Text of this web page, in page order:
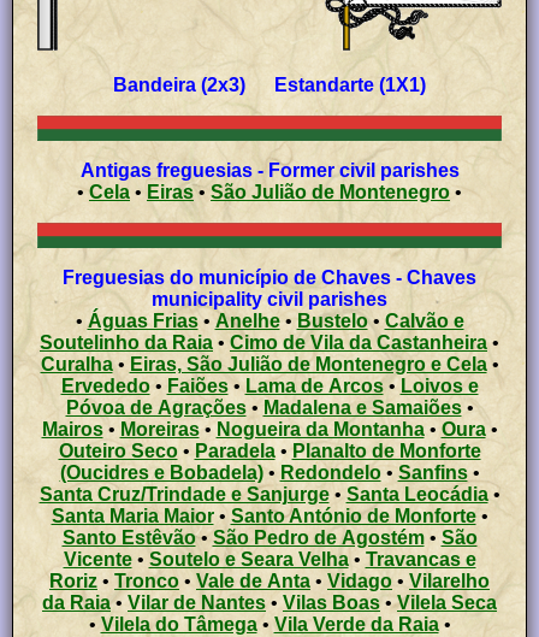
Bandeira (2x3) Estandarte (1X1)
Antigas freguesias - Former civil parishes
•Cela • Eiras• São Julião de Montenegro •
Freguesias do município de Chaves - Chaves
municipality civil parishes
• Águas Frias• Anelhe• Bustelo• Calvão e
Soutelinho da Raia • Cimo de Vila da Castanheira •
Curalha• Eiras, São Julião de Montenegro e Cela•
Ervededo• Faiões• Lama de Arcos• Loivos e
Póvoa de Agrações• Madalena e Samaiões•
Mairos• Moreiras• Nogueira da Montanha• Oura•
Outeiro Seco•Paradela•Planalto de Monforte
(Oucidres e Bobadela)• Redondelo• Sanfins•
Santa Cruz/Trindade e Sanjurge• Santa Leocádia•
Santa Maria Maior• Santo António de Monforte•
Santo Estêvão•São Pedro de Agostém• São
Vicente• Soutelo e Seara Velha• Travancas e
Roriz • Tronco • Vale de Anta • Vidago• Vilarelho
da Raia• Vilar de Nantes • Vilas Boas•Vilela Seca
• Vilela do Tâmega• Vila Verde da Raia•